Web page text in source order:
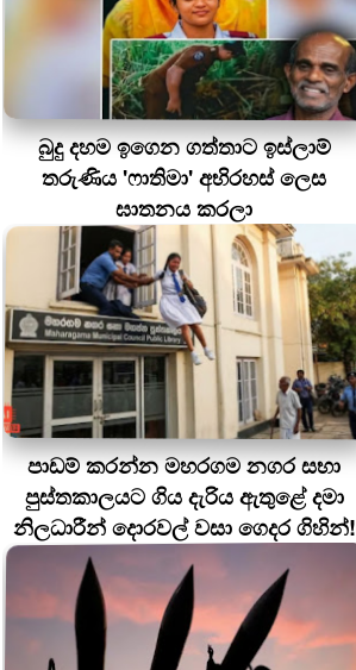
බුදු දහම ඉගෙන ගත්තාට ඉස්ලාම්
තරුණිය 'ෆාතිමා' අභිරහස් ලෙස
ඝාතනය කරලා
පාඩම් කරන්න මහරගම නගර සභා
පුස්තකාලයට ගිය දැරිය ඇතුළේ දමා
නිලධාරීන් දොරවල් වසා ගෙදර ගිහින්!